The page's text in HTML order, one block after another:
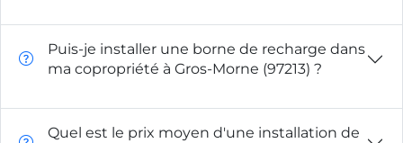
Puis-je installer une borne de recharge dans
ma copropriété à Gros-Morne (97213) ?
Quel est le prix moyen d'une installation de